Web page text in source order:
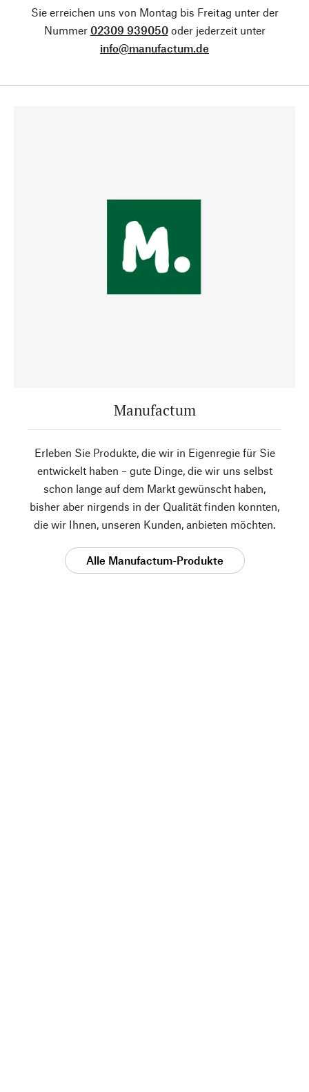
Sie erreichen uns von Montag bis Freitag unter der
Nummer 02309 939050oder jederzeit unter
info@manufactum.de
Manufactum
Erleben Sie Produkte, die wir in Eigenregie für Sie
entwickelt haben – gute Dinge, die wir uns selbst
schon lange auf dem Markt gewünscht haben,
bisher aber nirgends in der Qualität finden konnten,
die wir Ihnen, unseren Kunden, anbieten möchten.
Alle Manufactum-Produkte